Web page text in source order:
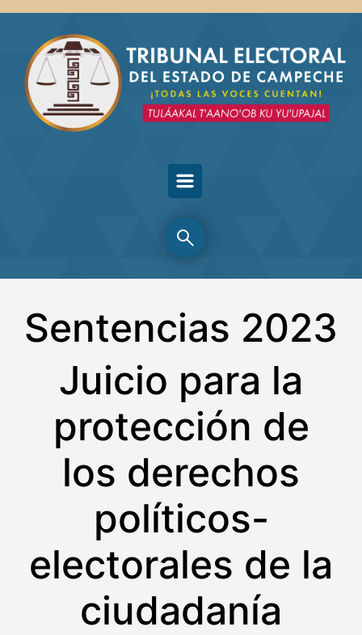
Skip to main content
Sentencias 2023
Juicio para la
protección de
los derechos
políticos-
electorales de la
ciudadanía